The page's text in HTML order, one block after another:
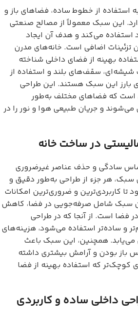
استفاده از خطوط ساده، فضاهای باز و
این سبک معمولاً از مصالح صنعتی
استفاده می‌کند و هدف آن ایجاد
تزئینات اضافی است. خانه‌های مدرن
بهینه از فضای داخلی شناخته
سقف‌های بلند و استفاده از
بارز این سبک هستند. این طراحی
است که فضاهای مختلف به‌طور
و جریان طبیعی هوا و نور را در
در ساخت خانه
سادگی و حذف عناصر غیرضروری
هر جزء از طراحی به‌طور دقیق و
کاربردی‌ترین و ضروری‌ترین امکانات
سبک شامل صرفه‌جویی در فضا، کاهش
فضا است. از آنجا که در طراحی
و ساده‌تر استفاده می‌شود، هزینه‌های
می‌یابد. همچنین، این سبک باعث
بودن و آرامش بیشتری داشته
کوچک‌تر که استفاده بهینه از فضا
داخلی ساده و کاربردی